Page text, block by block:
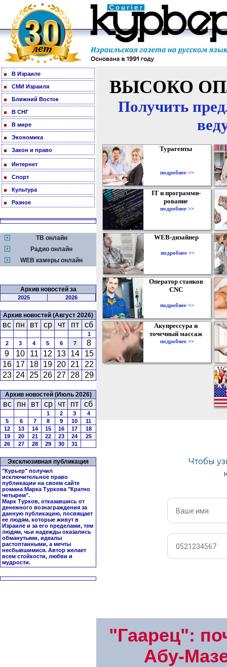
В Израиле
СМИ Израиля
Ближний Восток
В СНГ
В мире
Экономика
Закон и право
Интернет
Спорт
Культура
Разное
ТВ онлайн
Радио онлайн
WEB камеры онлайн
Архив новостей за
2025 2026
Архив новостей (Август 2026)
вс пн вт ср чт пт сб
1
2
3 4 5 6 7
8
9
10 11 12 13 14
15
16 17 18 19 20 21
22
23 24 25 26 27 28 29
Архив новостей (Июль 2026)
вс пн вт ср чт пт сб
1 2 3
4
5
6 7 8 9 10
11
12
13 14 15 16 17
18
19
20 21 22 23 24
25
26
27 28 29 30 31
Эксклюзивная публикация
"Курьер" получил
исключительное право
публикации на своем сайте
романа Марка Туркова "Кратно
четырем".
Марк Турков, отказавшись от
денежного вознаграждения за
данную публикацию, посвящает
ее людям, которые живут в
Израиле и за его пределами, тем
людям, чьи надежды оказались
обманутыми, идеалы
растоптанными, а мечты
несбывшимися. Автор желает
всем стойкости, любви и
мудрости.
ВЫСОКО
Получить
Турагенты
подробнее >>
IT и программи-
рование
подробнее >>
WEB-дизайнер
подробнее >>
Оператор станков
CNC
подробнее >>
Акупрессура и
точечный массаж
подробнее >>
"Гаарец":
Абу-